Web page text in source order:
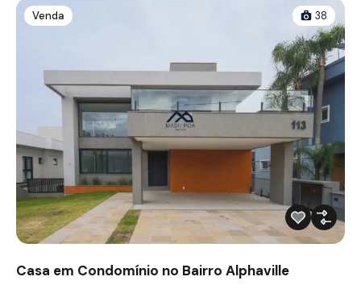
Venda 38
Casa em Condomínio no Bairro Alphaville